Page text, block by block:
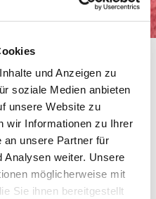
und Anzeigen zu
soziale Medien anbieten
unsere Website zu
wir Informationen zu Ihrer
an unsere Partner für
Analysen weiter. Unsere
möglicherweise mit
Sie ihnen bereitgestellt
Plakate